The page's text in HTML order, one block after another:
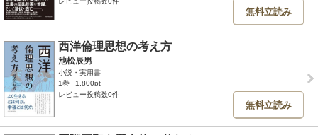
無料立読み
西洋倫理思想の考え方
池松辰男
小説・実用書
1巻
1,800pt
レビュー投稿数0件
無料立読み